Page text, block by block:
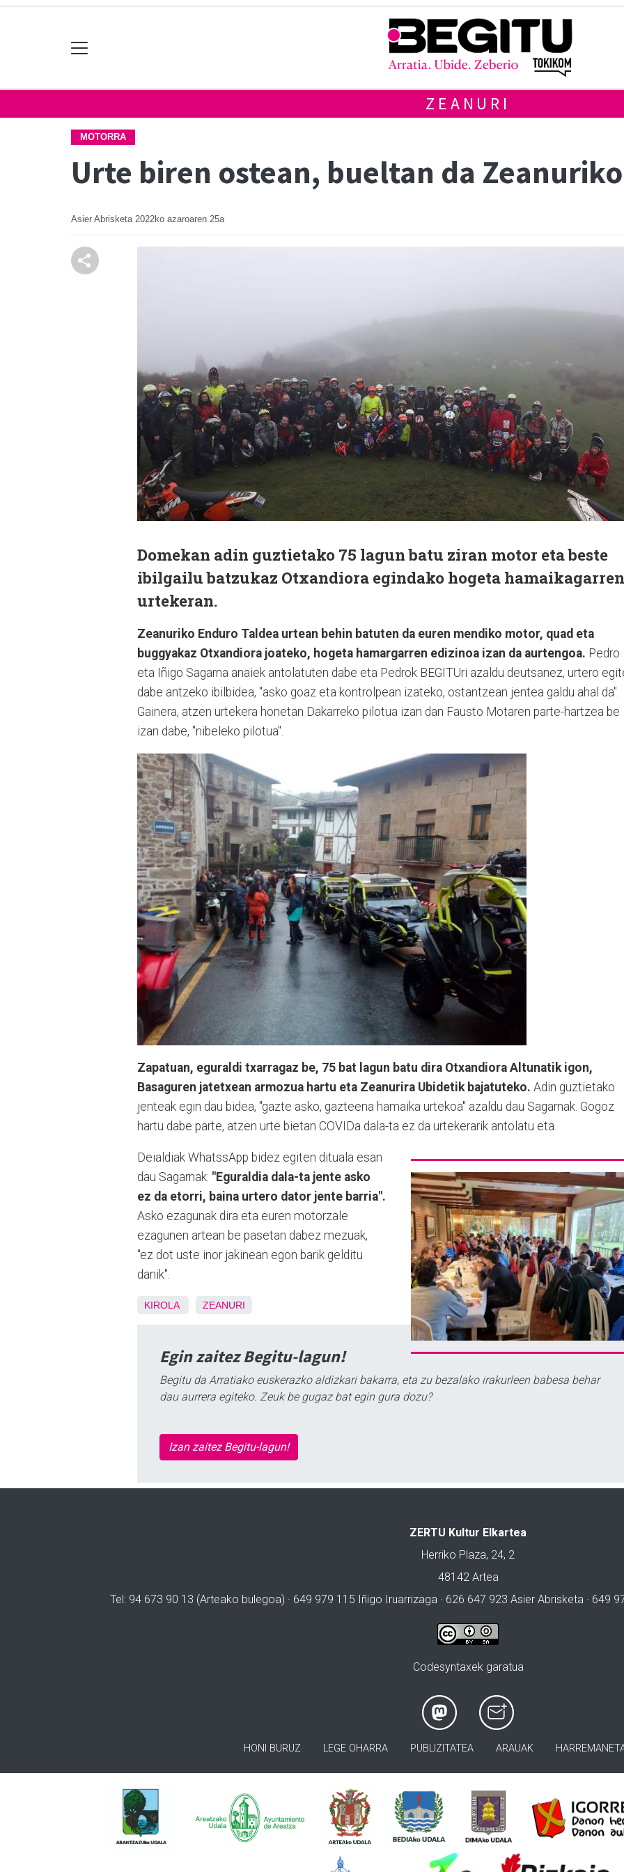
ZEANURI
MOTORRA
Urte biren ostean, bueltan da
Asier Abrisketa 2022ko azaroaren 25a
Domekan adin guztietako 75 lagun batu ziran motor eta beste
ibilgailu batzukaz Otxandiora egindako hogeta hamaikagarren
urtekeran.
Zeanuriko Enduro Taldea urtean behin batuten da euren mendiko motor, quad eta
buggyakaz Otxandiora joateko, hogeta hamargarren edizinoa izan da aurtengoa. Pedro
eta Iñigo Sagarna anaiek antolatuten dabe eta Pedrok BEGITUri azaldu deutsanez, urtero
dabe antzeko ibilbidea, "asko goaz eta kontrolpean izateko, ostantzean jentea galdu ahal da".
Gainera, atzen urtekera honetan Dakarreko pilotua izan dan Fausto Motaren parte-hartzea be
izan dabe, "nibeleko pilotua".
Zapatuan, eguraldi txarragaz be, 75 bat lagun batu dira Otxandiora Altunatik igon,
Basaguren jatetxean armozua hartu eta Zeanurira Ubidetik bajatuteko. Adin guztietako
jenteak egin dau bidea, "gazte asko, gazteena hamaika urtekoa" azaldu dau Sagarnak. Gogoz
hartu dabe parte, atzen urte bietan COVIDa dala-ta ez da urtekerarik antolatu eta.
Deialdiak WhatssApp bidez egiten dituala esan
dau Sagarnak: "Eguraldia dala-ta jente asko
ez da etorri, baina urtero dator jente barria".
Asko ezagunak dira eta euren motorzale
ezagunen artean be pasetan dabez mezuak,
"ez dot uste inor jakinean egon barik gelditu
danik".
KIROLA ZEANURI
Egin zaitez Begitu-lagun!
Begitu da Arratiako euskerazko aldizkari bakarra, eta zu bezalako irakurleen babesa behar
dau aurrera egiteko. Zeuk be gugaz bat egin gura dozu?
Izan zaitez Begitu-lagun!
ZERTU Kultur Elkartea
Herriko Plaza, 24, 2
48142 Artea
Tel: 94 673 90 13 (Arteako bulegoa) · 649 979 115 Iñigo Iruarrizaga · 626 647 923 Asier Abrisketa · 649
Codesyntaxek garatua
HONI BURUZ LEGE OHARRA PUBLIZITATEA ARAUAK